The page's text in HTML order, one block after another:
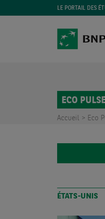
LE PORTAIL DES
ECO
Accueil > Eco
ÉTATS-UNIS